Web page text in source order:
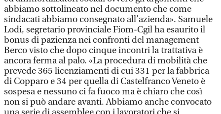
abbiamo sottolineato nel documento che come
sindacati abbiamo consegnato all’azienda». Samuele
Lodi, segretario provinciale Fiom-Cgil ha esaurito il
bonus di pazienza nei confronti del management
Berco visto che dopo cinque incontri la trattativa è
ancora ferma al palo. «La procedura di mobilità che
prevede 365 licenziamenti di cui 331 per la fabbrica
di Copparo e 34 per quella di Castelfranco Veneto è
sospesa e nessuno ci fa fuoco ma è chiaro che così
non si può andare avanti. Abbiamo anche convocato